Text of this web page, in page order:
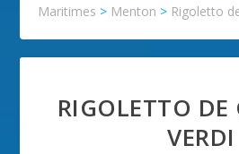
Maritimes > Menton > Rigoletto
RIGOLETTO DE
VERDI